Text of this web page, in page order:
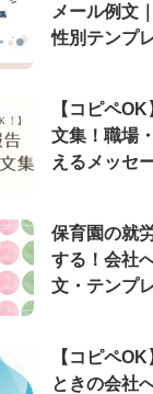
メール例文
性別テンプ
【コピペ
文集！職場
えるメッセ
保育園の就
する！会社
文・テンプ
【コピペ
ときの会社